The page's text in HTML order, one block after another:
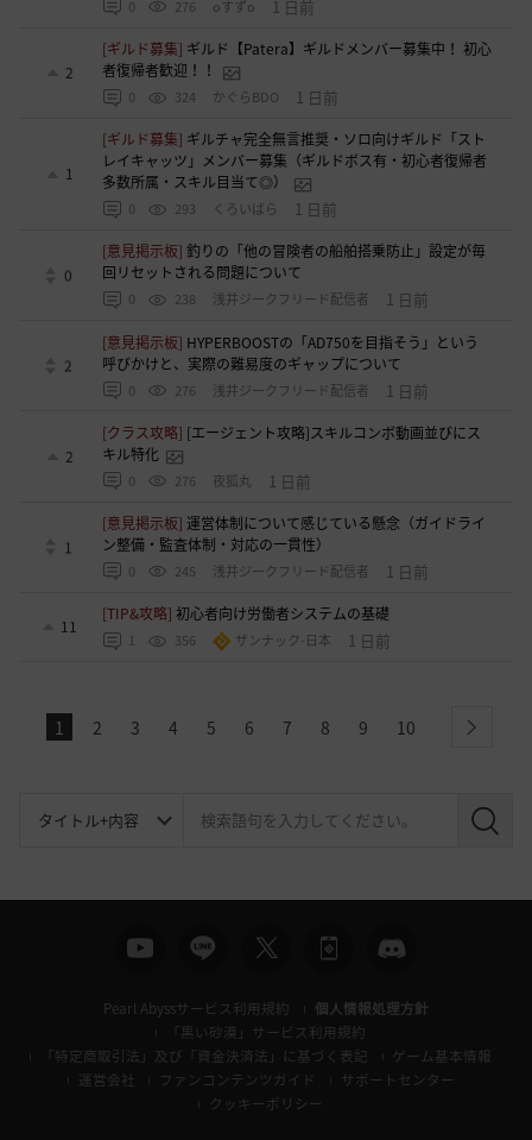
0 276 oすずo 1 日前
2
[ギルド募集] ギルド【Patera】ギルドメンバー募集中！ 初心
者復帰者歓迎！！
0 324 かぐらBDO 1 日前
1
[ギルド募集] ギルチャ完全無言推奨・ソロ向けギルド「スト
レイキャッツ」メンバー募集（ギルドボス有・初心者復帰者
多数所属・スキル目当て◎）
0 293 くろいばら 1 日前
0
[意見掲示板]釣りの「他の冒険者の船舶搭乗防止」設定が毎
回リセットされる問題について
0 238 浅井ジークフリード配信者 1 日前
2
[意見掲示板] HYPERBOOSTの「AD750を目指そう」という
呼びかけと、実際の難易度のギャップについて
0 276 浅井ジークフリード配信者 1 日前
2
[クラス攻略] [エージェント攻略]スキルコンボ動画並びにス
キル特化
0 276 夜狐丸 1 日前
1
[意見掲示板]運営体制について感じている懸念（ガイドライ
ン整備・監査体制・対応の一貫性）
0 245 浅井ジークフリード配信者 1 日前
11
[TIP&攻略]初心者向け労働者システムの基礎
1 356 ザンナック-日本 1 日前
1 2 3 4 5 6 7 8 9 10 next
検
Pearl Abyssサービス利用規約
個人情報処理方針
「黒い砂漠」サービス利用規約
「特定商取引法」及び「資金決済法」に基づく表記
ゲーム基本情報
運営会社
ファンコンテンツガイド
サポートセンター
クッキーポリシー